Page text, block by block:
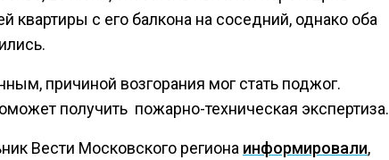
квартиры с его балкона на соседний, однако оба
причиной возгорания мог стать поджог.
получить пожарно-техническая экспертиза.
Вести Московского региона информировали,